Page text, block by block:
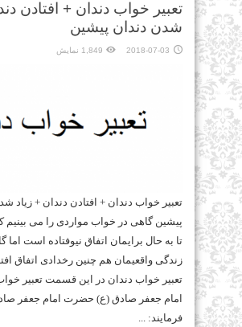
تعبیر خواب دندان + افتادن
شدن دندان پیشین
2018-07-03 1,849 نمایش
تعبیر خواب دندان + افتادن دندان + زیاد
پیشین گاهی در خواب مواردی را می بینیم
تا به حال برایمان اتفاق نیوفتاده است اما
زندگی واقعیمان هم چنین رخدادی اتفاق
تعبیر خواب دندان در این قسمت تعبير
امام جعفر صادق (ع) حضرت امام جعفر
فرمایند: ...